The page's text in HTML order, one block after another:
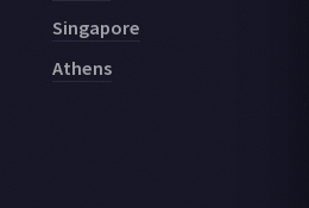
Singapore
Athens